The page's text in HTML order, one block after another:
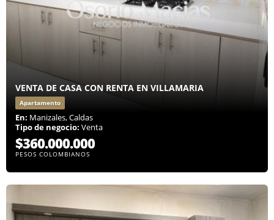
VENTA DE CASA CON RENTA EN VILLAMARIA
Apartamento
En: Manizales, Caldas
Tipo de negocio: Venta
$360.000.000
PESOS COLOMBIANOS